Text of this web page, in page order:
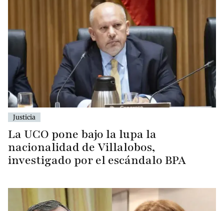
Justicia
La UCO pone bajo la lupa la
nacionalidad de Villalobos,
investigado por el escándalo BPA